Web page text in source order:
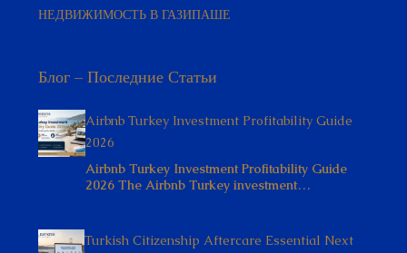
НЕДВИЖИМОСТЬ В ГАЗИПАШЕ
Блог – Последние Статьи
Airbnb Turkey Investment Profitability Guide
2026
Airbnb Turkey Investment Profitability Guide
2026 The Airbnb Turkey investment…
Turkish Citizenship Aftercare Essential Next